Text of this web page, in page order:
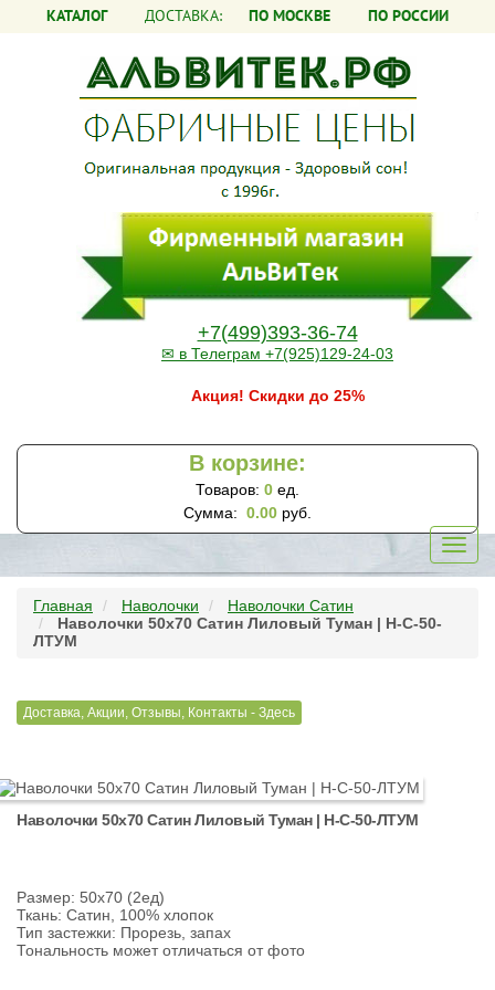
КАТАЛОГ ДОСТАВКА: ПО МОСКВЕ ПО РОССИИ
+7(499)393-36-74
✉ в Телеграм +7(925)129-24-03
Акция! Скидки до 25%
В корзине:
Товаров: 0 ед.
Сумма: 0.00 руб.
Главная Наволочки
Наволочки Сатин
Наволочки 50х70 Сатин Лиловый Туман | Н-С-50-
ЛТУМ
Доставка, Акции, Отзывы, Контакты - Здесь
Наволочки 50х70 Сатин Лиловый Туман | Н-С-50-ЛТУМ
Размер: 50х70 (2ед)
Ткань: Сатин, 100% хлопок
Тип застежки: Прорезь, запах
Тональность может отличаться от фото